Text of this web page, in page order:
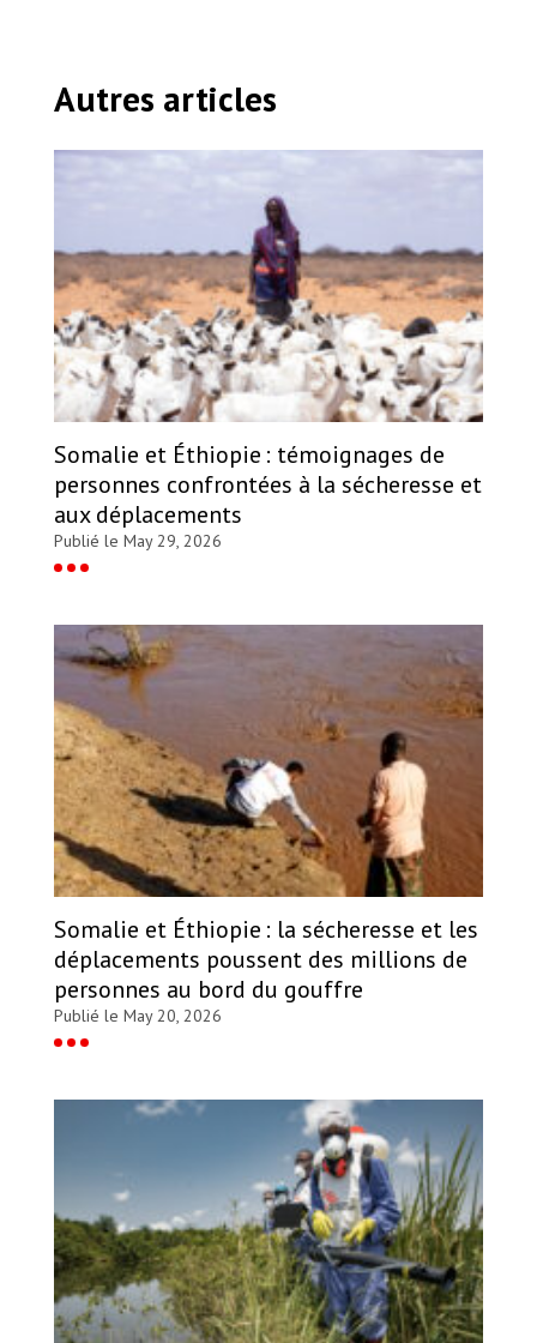
Autres articles
Somalie et Éthiopie : témoignages de
personnes confrontées à la sécheresse et
aux déplacements
Publié le May 29, 2026
Somalie et Éthiopie : la sécheresse et les
déplacements poussent des millions de
personnes au bord du gouffre
Publié le May 20, 2026